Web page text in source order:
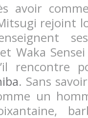
avoir
rejoint
Waka
rencontre
. Sans
un